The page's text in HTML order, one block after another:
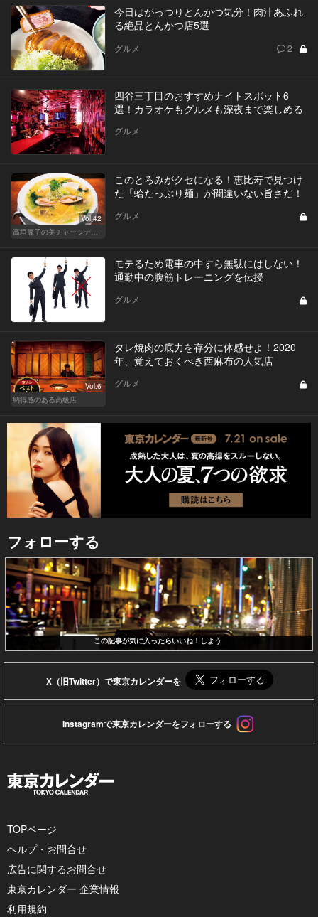
今日はがっつりとんかつ気分！肉汁あふれ
る絶品とんかつ店5選
グルメ 2
四谷三丁目のおすすめナイトスポット6
選！カラオケもグルメも深夜まで楽しめる
グルメ
Vol.42
このとろみがクセになる！恵比寿で見つけ
た「蛤たっぷり麺」が間違いない旨さだ！
グルメ
モテるため電車の中すら無駄にはしない！
通勤中の腹筋トレーニングを伝授
グルメ
Vol.6
納得感のある高級店
タレ焼肉の底力を存分に体感せよ！2020
年、覚えておくべき西麻布の人気店
グルメ
フォローする
この記事が気に入ったらいいね！しよう
X（旧Twitter）で東京カレンダーを
Instagramで東京カレンダーをフォローする
TOPページ
ヘルプ・お問合せ
広告に関するお問合せ
東京カレンダー 企業情報
利用規約